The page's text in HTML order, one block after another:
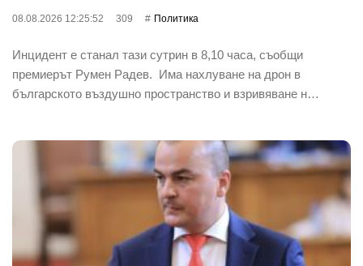
08.08.2026 12:25:52 309 Политика
Инцидент е станал тази сутрин в 8,10 часа, съобщи
премиерът Румен Радев. Има нахлуване на дрон в
българското въздушно пространство и взривяване н…